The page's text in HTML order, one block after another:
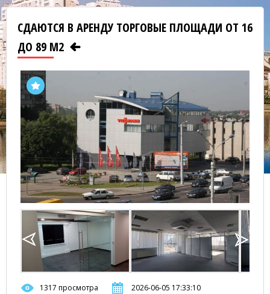
СДАЮТСЯ В АРЕНДУ ТОРГОВЫЕ ПЛОЩАДИ ОТ 16
ДО 89 М2
1317 просмотра
2026-06-05 17:33:10